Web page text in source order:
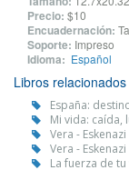
Precio: $10
Encuadernación:
Soporte: Impreso
Idioma: Español
Libros relacionados
España:
Mi vida: caída,
Vera -
Vera -
La fuerza de